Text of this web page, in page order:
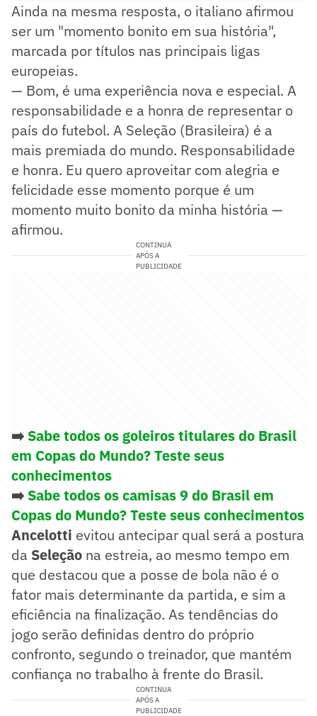
Ainda na mesma resposta, o italiano afirmou
ser um "momento bonito em sua história",
marcada por títulos nas principais ligas
europeias.
— Bom, é uma experiência nova e especial. A
responsabilidade e a honra de representar o
país do futebol. A Seleção (Brasileira) é a
mais premiada do mundo. Responsabilidade
e honra. Eu quero aproveitar com alegria e
felicidade esse momento porque é um
momento muito bonito da minha história —
afirmou.
CONTINUA
APÓS A
PUBLICIDADE
➡️ Sabe todos os goleiros titulares do Brasil
em Copas do Mundo? Teste seus
conhecimentos
➡️ Sabe todos os camisas 9 do Brasil em
Copas do Mundo? Teste seus conhecimentos
Ancelotti evitou antecipar qual será a postura
da Seleção na estreia, ao mesmo tempo em
que destacou que a posse de bola não é o
fator mais determinante da partida, e sim a
eficiência na finalização. As tendências do
jogo serão definidas dentro do próprio
confronto, segundo o treinador, que mantém
confiança no trabalho à frente do Brasil.
CONTINUA
APÓS A
PUBLICIDADE